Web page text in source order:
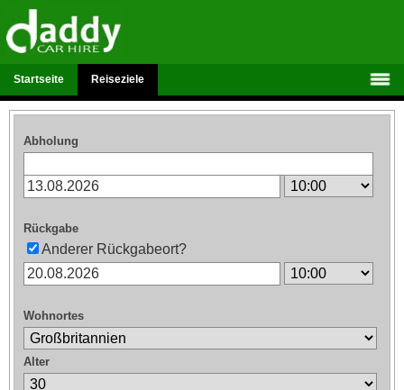
Startseite Reiseziele
Abholung
Rückgabe
Anderer Rückgabeort?
Wohnortes
Alter